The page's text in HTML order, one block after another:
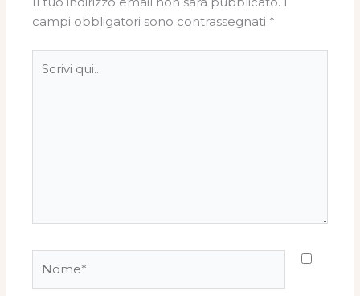
campi obbligatori sono contrassegnati *
qui..